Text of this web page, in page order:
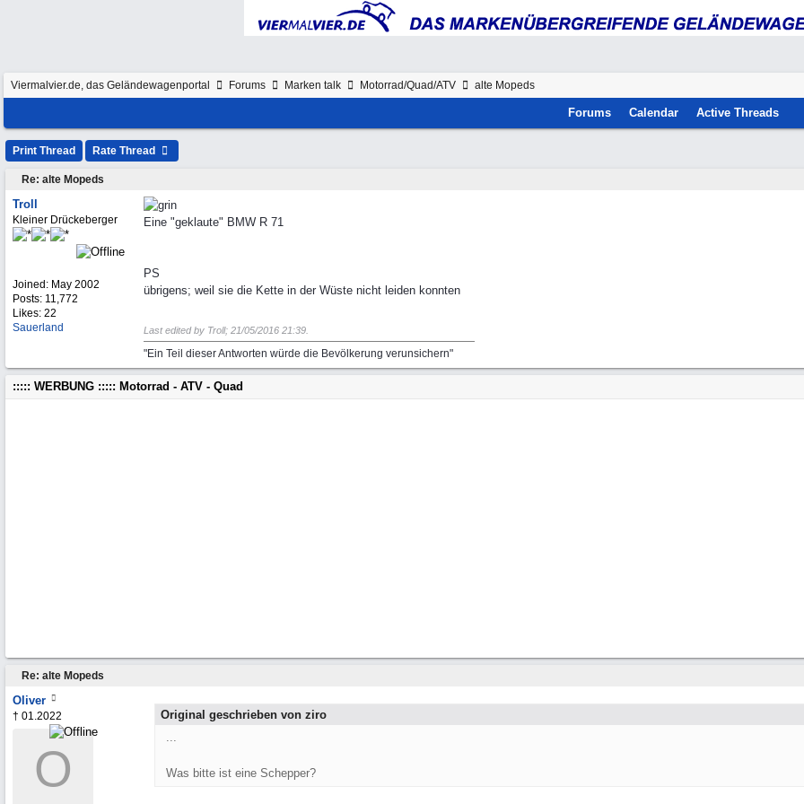
Viermalvier.de, das Geländewagenportal Forums Marken talk Motorrad/Quad/ATV alte Mopeds
Forums Calendar Active Threads
Print Thread Rate Thread
Re: alte Mopeds
Troll
Kleiner Drückeberger
Joined: May 2002
Posts: 11,772
Likes: 22
Sauerland
Eine "geklaute" BMW R 71
PS
übrigens; weil sie die Kette in der Wüste nicht leiden konnten
Last edited by Troll; 21/05/2016 21:39
"Ein Teil dieser Antworten würde die Bevölkerung verunsichern"
::::: WERBUNG ::::: Motorrad - ATV - Quad
Re: alte Mopeds
Oliver
† 01.2022
O
Original geschrieben von ziro
...
Was bitte ist eine Schepper?